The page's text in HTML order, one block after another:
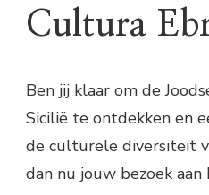
Cultura
Ben jij klaar om de
Sicilië te ontdekken en
de culturele diversiteit
dan nu jouw bezoek